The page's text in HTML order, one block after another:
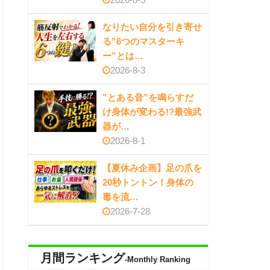
なりたい自分を引き寄せ
る”6つのマスターキ
ー”とは…
2026-8-3
”とある音”を鳴らすだ
け身体が変わる!?最強武
器が…
2026-8-1
【夏休み企画】足の爪を
20秒トントン！身体の
毒を流…
2026-7-28
月間ランキング-Monthly Ranking